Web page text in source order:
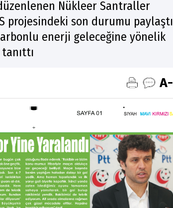
Nükleer Santraller
projesindeki son durumu paylaştı
enerji geleceğine yönelik